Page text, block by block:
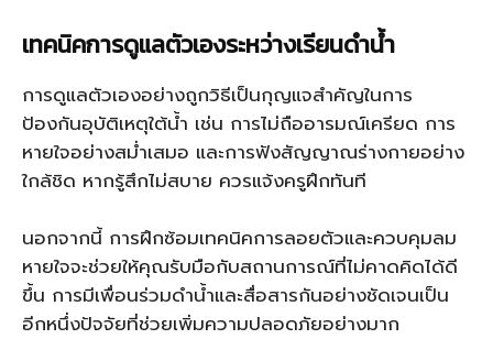
เทคนิคการดูแลตัวเองระหว่างเรียนดำน้ำ
การดูแลตัวเองอย่างถูกวิธีเป็นกุญแจสำคัญในการ
ป้องกันอุบัติเหตุใต้น้ำ เช่น การไม่ถืออารมณ์เครียด การ
หายใจอย่างสม่ำเสมอ และการฟังสัญญาณร่างกายอย่าง
ใกล้ชิด หากรู้สึกไม่สบาย ควรแจ้งครูฝึกทันที
นอกจากนี้ การฝึกซ้อมเทคนิคการลอยตัวและควบคุมลม
หายใจจะช่วยให้คุณรับมือกับสถานการณ์ที่ไม่คาดคิดได้ดี
ขึ้น การมีเพื่อนร่วมดำน้ำและสื่อสารกันอย่างชัดเจนเป็น
อีกหนึ่งปัจจัยที่ช่วยเพิ่มความปลอดภัยอย่างมาก